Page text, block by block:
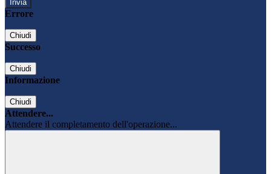
Errore
Chiudi
Successo
Chiudi
Informazione
Chiudi
Attendere...
Attendere il completamento dell'operazione...